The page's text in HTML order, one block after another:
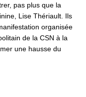
pas plus que la
Lise Thériault. Ils
organisée
de la CSN à la
une hausse du